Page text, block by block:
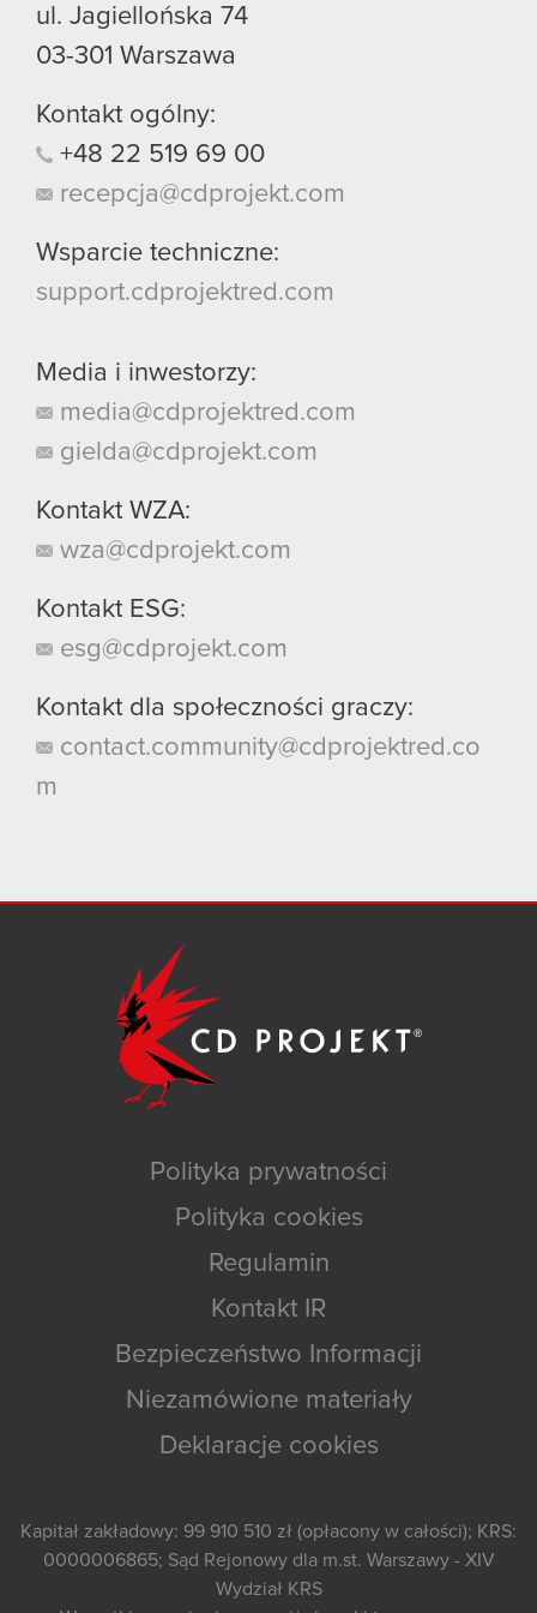
ul. Jagiellońska 74
03-301 Warszawa
Kontakt ogólny:
+48 22 519 69 00
recepcja@cdprojekt.com
Wsparcie techniczne:
support.cdprojektred.com
Media i inwestorzy:
media@cdprojektred.com
gielda@cdprojekt.com
Kontakt WZA:
wza@cdprojekt.com
Kontakt ESG:
esg@cdprojekt.com
Kontakt dla społeczności graczy:
contact.community@cdprojektred.co
m
Polityka prywatności
Polityka cookies
Regulamin
Kontakt IR
Bezpieczeństwo Informacji
Niezamówione materiały
Deklaracje cookies
Kapitał zakładowy: 99 910 510 zł (opłacony w całości); KRS:
0000006865; Sąd Rejonowy dla m.st. Warszawy - XIV
Wydział KRS